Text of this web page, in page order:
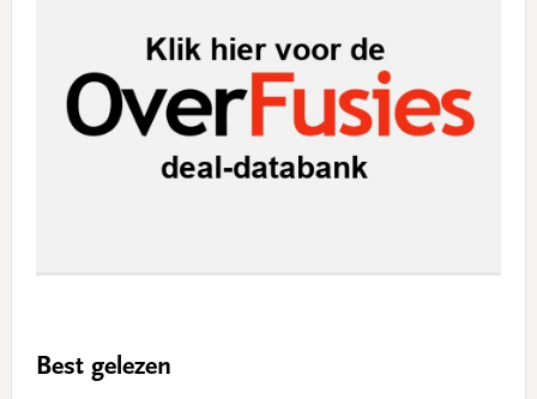
Best gelezen